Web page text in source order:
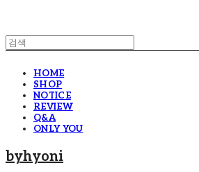
HOME
SHOP
NOTICE
REVIEW
Q&A
ONLY YOU
byhyoni